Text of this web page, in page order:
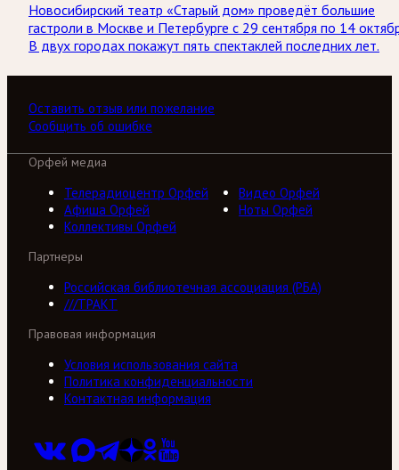
Новосибирский театр «Старый дом» проведёт большие
гастроли в Москве и Петербурге с 29 сентября по 14
В двух городах покажут пять спектаклей последних лет.
Оставить отзыв или пожелание
Сообщить об ошибке
Орфей медиа
Телерадиоцентр Орфей
Видео Орфей
Афиша Орфей
Ноты Орфей
Коллективы Орфей
Партнеры
Российская библиотечная ассоциация (РБА)
///ТРАКТ
Правовая информация
Условия использования сайта
Политика конфиденциальности
Контактная информация